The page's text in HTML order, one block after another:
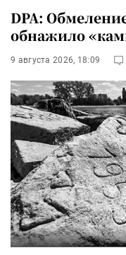
DPA:
обнажило
9 августа 2026, 18:09